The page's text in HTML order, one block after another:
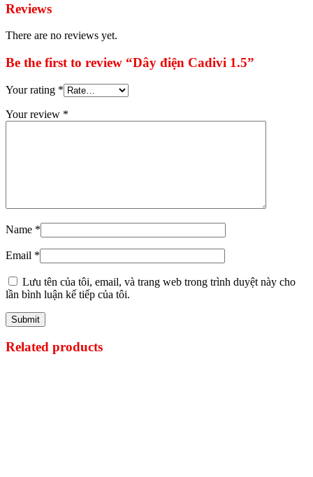
Reviews
There are no reviews yet.
Be the first to review “Dây điện Cadivi 1.5”
Your rating *
Your review *
Name *
Email *
Lưu tên của tôi, email, và trang web trong trình duyệt này cho
lần bình luận kế tiếp của tôi.
Related products